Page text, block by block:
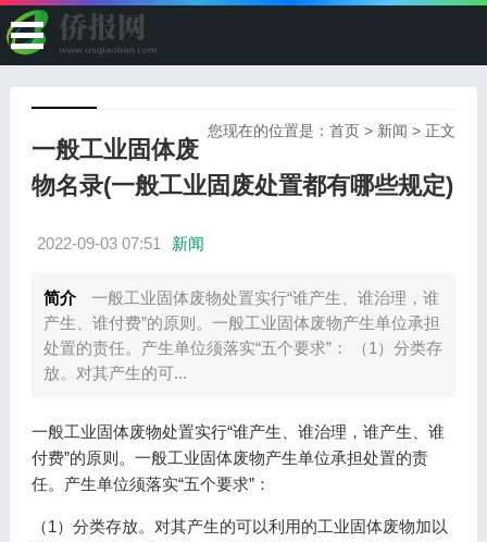
您现在的位置是：首页 > 新闻 > 正文
一般工业固体废
物名录(一般工业固废处置都有哪些规定)
2022-09-03 07:51 新闻
简介
一般工业固体废物处置实行“谁产生、谁治理，谁
产生、谁付费”的原则。一般工业固体废物产生单位承担
处置的责任。产生单位须落实“五个要求”： （1）分类存
放。对其产生的可...
一般工业固体废物处置实行“谁产生、谁治理，谁产生、谁
付费”的原则。一般工业固体废物产生单位承担处置的责
任。产生单位须落实“五个要求”：
（1）分类存放。对其产生的可以利用的工业固体废物加以